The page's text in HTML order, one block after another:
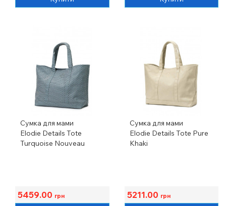
Сумка для мами
Elodie Details Tote
Turquoise Nouveau
5459.00 грн
Сумка для мами
Elodie Details Tote Pure
Khaki
5211.00 грн